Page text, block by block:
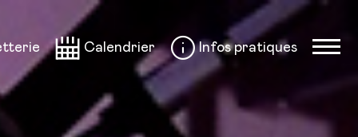
Calendrier Infos pratiques